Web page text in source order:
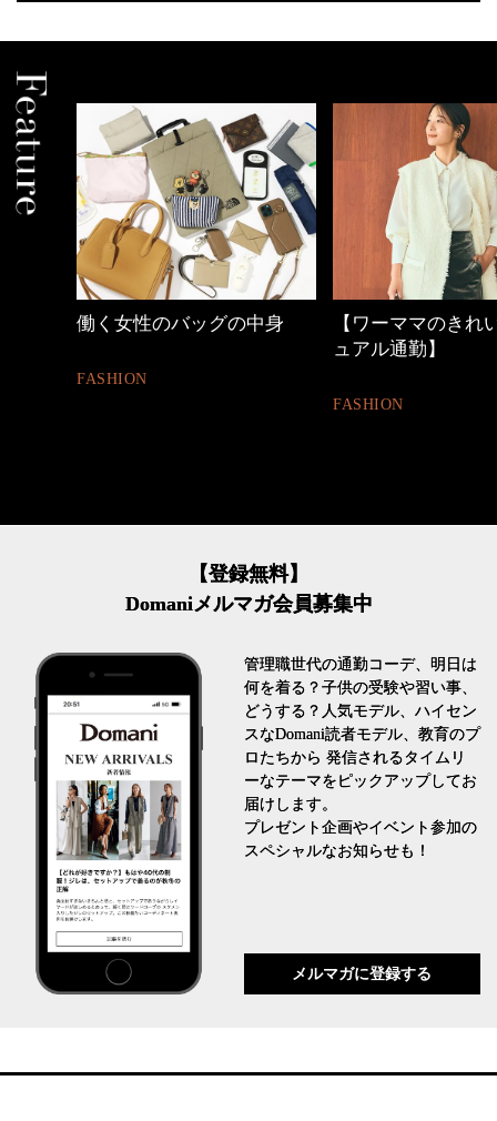
働く女性のバッグの中身
FASHION
【ワーママのきれ
ュアル通勤】
FASHION
【登録無料】
Domaniメルマガ会員募集中
管理職世代の通勤コーデ、明日は
何を着る？子供の受験や習い事、
どうする？人気モデル、ハイセン
スなDomani読者モデル、教育のプ
ロたちから 発信されるタイムリ
ーなテーマをピックアップしてお
届けします。
プレゼント企画やイベント参加の
スペシャルなお知らせも！
メルマガに登録する